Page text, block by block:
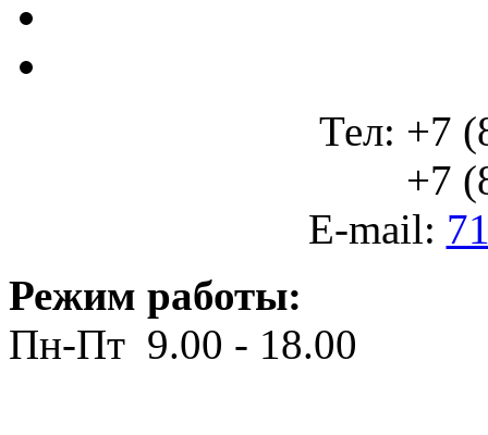
Тел: +7
+7
E-mail:
Режим работы:
Пн-Пт 9.00 - 18.00